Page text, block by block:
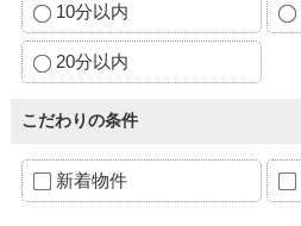
10分以内
20分以内
こだわりの条件
新着物件